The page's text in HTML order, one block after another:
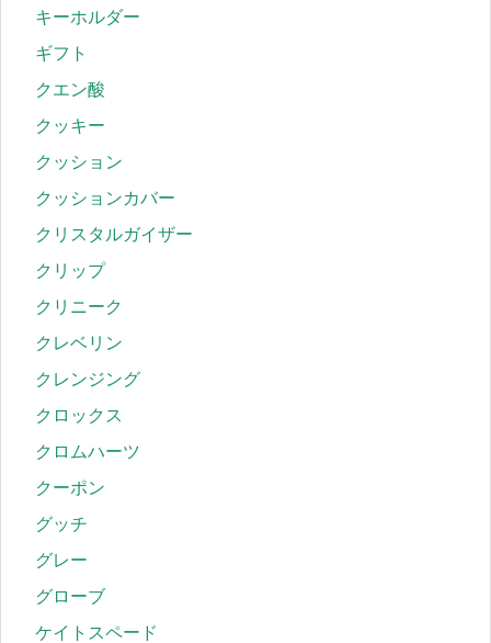
キーホルダー
ギフト
クエン酸
クッキー
クッション
クッションカバー
クリスタルガイザー
クリップ
クリニーク
クレベリン
クレンジング
クロックス
クロムハーツ
クーポン
グッチ
グレー
グローブ
ケイトスペード